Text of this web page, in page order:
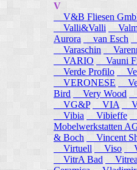
V
V&B Fliesen
Valli&Valli
Aurora
van Esch
Varaschin
VARIO
Vauni
Verde Profilo
VERONESE
Bird
Very Wood
VG&P
VIA
Vibia
Vibieffe
Mobelwerkstatten
& Boch
Vincent
Virtuell
Viso
VitrA Bad